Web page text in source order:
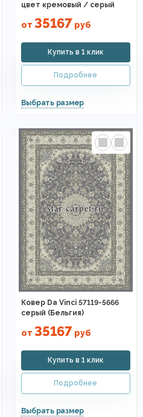
цвет кремовый / серый
от 35167 руб
Ковер Da Vinci 57119-5666
серый (Бельгия)
от 35167 руб